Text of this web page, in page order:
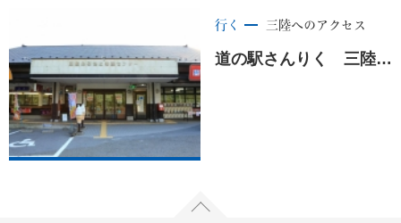
行く 三陸へのアクセス
道の駅さんりく 三陸ふるさと物産センター ＜大船渡市＞